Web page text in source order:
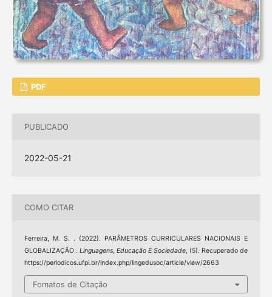
PDF
PUBLICADO
2022-05-21
COMO CITAR
Ferreira, M. S. . (2022). PARÂMETROS CURRICULARES NACIONAIS E
GLOBALIZAÇÃO . Linguagens, Educação E Sociedade, (5). Recuperado de
https://periodicos.ufpi.br/index.php/lingedusoc/article/view/2663
Fomatos de Citação